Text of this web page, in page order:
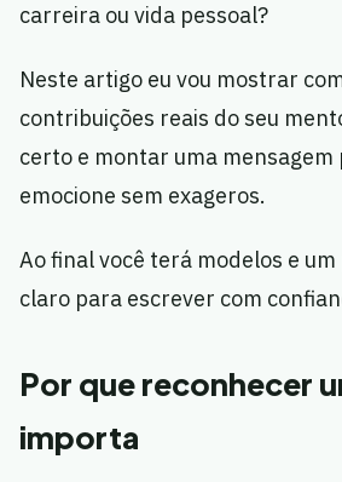
carreira ou vida pessoal?
Neste artigo eu vou mostrar
contribuições reais do seu
certo e montar uma mensagem
emocione sem exageros.
Ao final você terá modelos e um
claro para escrever com
Por que reconhecer
importa